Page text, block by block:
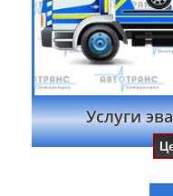
Услуги